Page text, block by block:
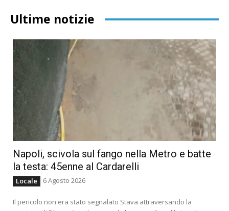
Ultime notizie
Napoli, scivola sul fango nella Metro e batte
la testa: 45enne al Cardarelli
Locale 6 Agosto 2026
Il pericolo non era stato segnalato Stava attraversando la